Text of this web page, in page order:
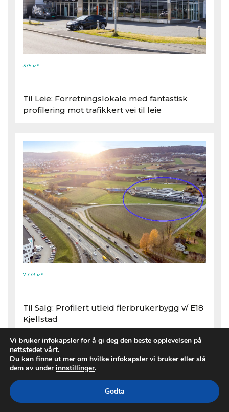
375 M²
Til Leie: Forretningslokale med fantastisk
profilering mot trafikkert vei til leie
7.773 M²
Til Salg: Profilert utleid flerbrukerbygg v/​ E18
Kjellstad
Vi bruker infokapsler for å gi deg den beste opplevelsen på
nettstedet vårt.
Du kan finne ut mer om hvilke infokapsler vi bruker eller slå
dem av underinnstillinger.
Godta